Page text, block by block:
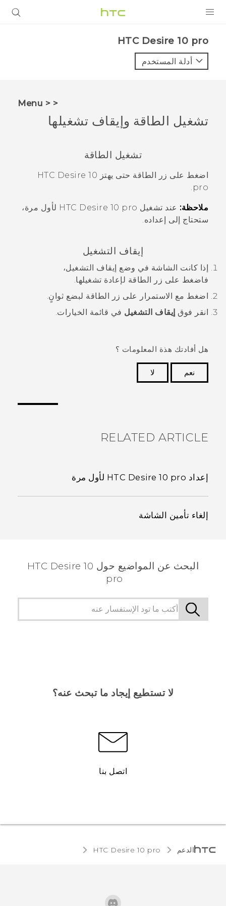
VIVE
VIVERSE
HTC Desire 10 pro‎
أدلة المستخدم
< < Menu
تشغيل الطاقة وإيقاف تشغيلها
تشغيل الطاقة
اضغط على زر الطاقة حتى يهتز HTC Desire 10
pro
.
ملاحظة: عند تشغيل HTC Desire 10 pro لأول مرة،
ستحتاج إلى إعداده.
إيقاف التشغيل
إذا كانت الشاشة في وضع إيقاف التشغيل،
فاضغط على زر الطاقة لإعادة تشغيلها.
اضغط مع الاستمرار على زر الطاقة لبضع ثوانٍ.
انقر فوق إيقاف التشغيل في قائمة الخيارات.
هل أفادتك هذة المعلومات ؟
نعم
لا
RELATED ARTICLE
إعداد HTC Desire 10 pro لأول مرة
إلغاء تأمين الشاشة
البحث عن المواضيع حول HTC Desire 10
pro
لا تستطيع إيجاد ما تبحث عنه؟
اتصل بنا
الدعم HTC Desire 10 pro‎